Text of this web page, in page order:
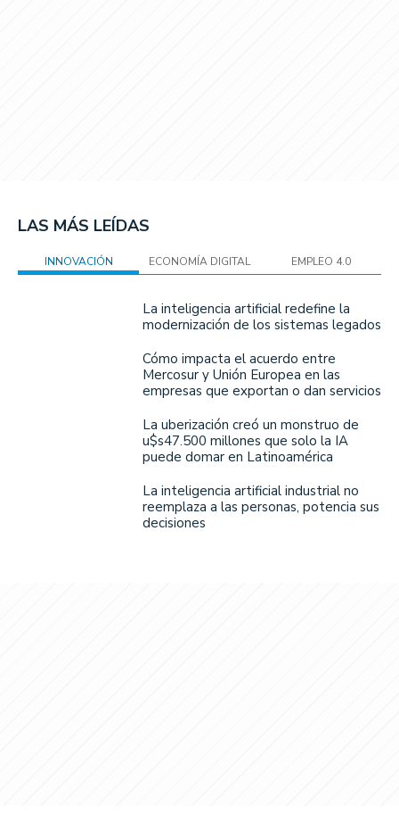
LAS MÁS LEÍDAS
INNOVACIÓN ECONOMÍA DIGITAL EMPLEO 4.0
La inteligencia artificial redefine la
modernización de los sistemas legados
Cómo impacta el acuerdo entre
Mercosur y Unión Europea en las
empresas que exportan o dan servicios
La uberización creó un monstruo de
u$s47.500 millones que solo la IA
puede domar en Latinoamérica
La inteligencia artificial industrial no
reemplaza a las personas, potencia sus
decisiones